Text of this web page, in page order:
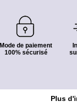
Mode de paiement
100% sécurisé
Plus